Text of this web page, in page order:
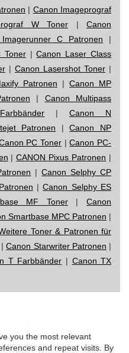
| Canon Imageprograf
W Toner | Canon
C Patronen |
Toner|Canon Laser Class
| Canon Lasershot Toner |
Patronen | Canon MP
| Canon Multipass
|Canon N
Patronen |Canon NP
PC Toner |Canon PC-
|CANON Pixus Patronen |
|Canon Selphy CP
|Canon Selphy ES
MF Toner|Canon
Smartbase MPC Patronen |
Toner & Patronen für
Canon Starwriter Patronen |
T Farbbänder | Canon TX
you the most relevant
and repeat visits. By